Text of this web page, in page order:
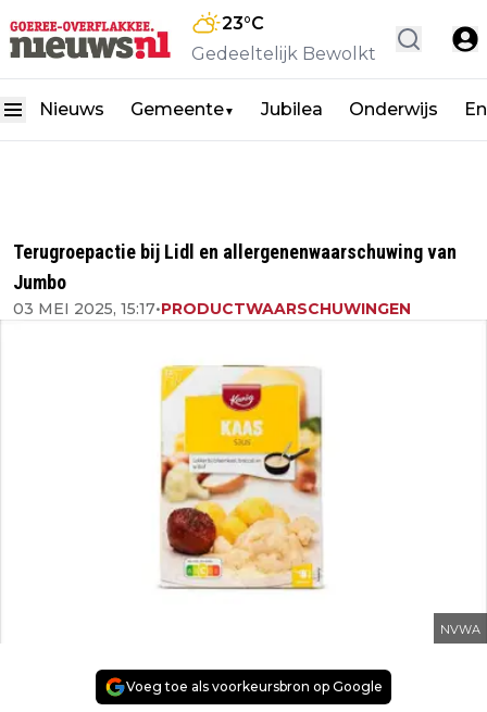
23°C
Gedeeltelijk Bewolkt
Nieuws Gemeente▼ Jubilea Onderwijs
Terugroepactie bij Lidl en allergenenwaarschuwing van
Jumbo
03 MEI 2025, 15:17•PRODUCTWAARSCHUWINGEN
NVWA
Voeg toe als voorkeursbron op Google